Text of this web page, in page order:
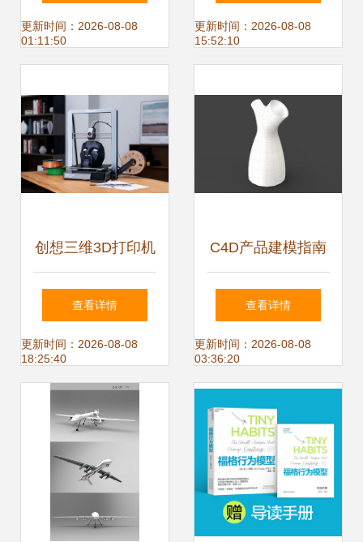
子设计模型赏析
更新时间：2026-08-08
01:11:50
搭建展台提升品牌
更新时间：2026-08-08
15:52:10
创想三维3D打印机
Ender-3 V3 Plus先
人一步上线京东 付
定金前50名返100
元
查看详情
更新时间：2026-08-08
18:25:40
C4D产品建模指南
艺术品级花瓶布线
建模技巧详解
查看详情
更新时间：2026-08-08
03:36:20